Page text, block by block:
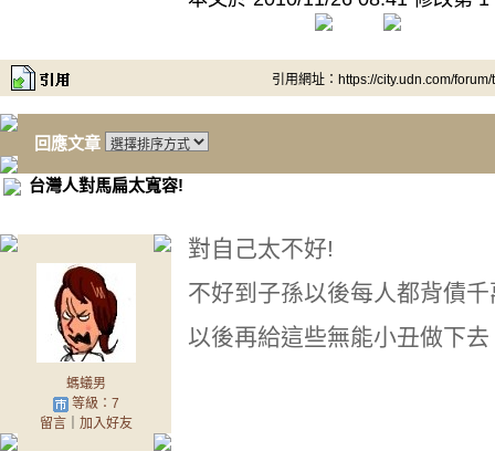
引用網址：https://city.udn.com/
回應文章
台灣人對馬扁太寬容!
螞蟻男
等級：7
留言｜ 加入好友
對自己太不好!
不好到子孫以後每人都背債千
以後再給這些無能小丑做下